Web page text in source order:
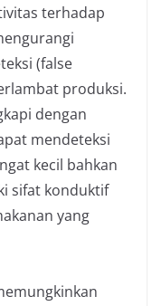
terhadap
(false
produksi.
dengan
mendeteksi
kecil bahkan
sifat konduktif
yang